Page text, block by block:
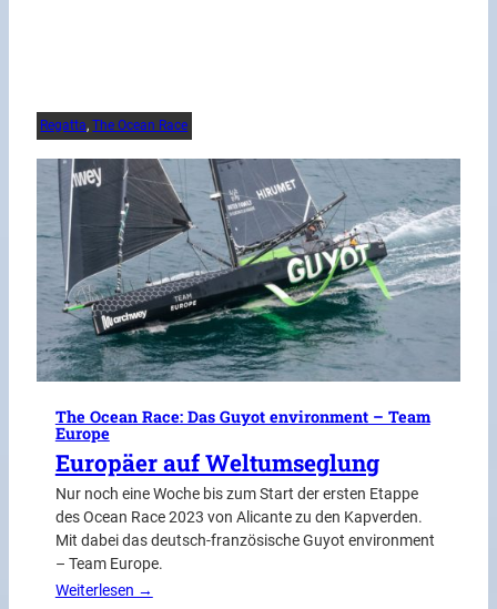
Regatta, The Ocean Race
The Ocean Race: Das Guyot environment – Team
Europe
Europäer auf Weltumseglung
Nur noch eine Woche bis zum Start der ersten Etappe
des Ocean Race 2023 von Alicante zu den Kapverden.
Mit dabei das deutsch-französische Guyot environment
– Team Europe.
Weiterlesen →